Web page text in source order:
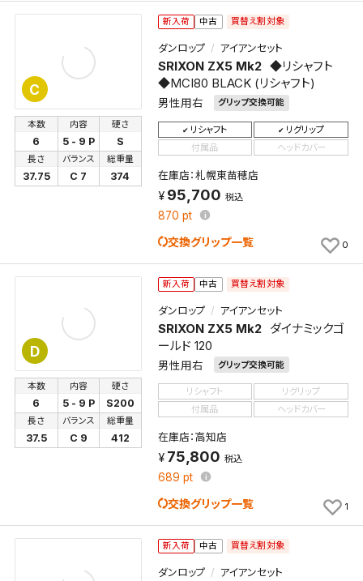
C
新入荷 中古 買替え割対象
ダンロップ アイアンセット
SRIXON ZX5 Mk2 ◆リシャフト
◆MCI80 BLACK (リシャフト)
男性用右 グリップ交換可能
本数
6
内容
5 - 9 P
硬さ
S
長さ
37.75
バランス
C 7
総重量
374
リシャフト
リグリップ
付属品
ヘッドカバー
在庫店：札幌東苗穂店
95,700 税込
870 pt
交換グリップ一覧 0
D
新入荷 中古 買替え割対象
ダンロップ アイアンセット
SRIXON ZX5 Mk2
ダイナミックゴ
ールド 120
男性用右 グリップ交換可能
本数
6
内容
5 - 9 P
硬さ
S200
長さ
37.5
バランス
C 9
総重量
412
リシャフト
リグリップ
付属品
ヘッドカバー
在庫店：高知店
75,800 税込
689 pt
交換グリップ一覧 1
新入荷 中古 買替え割対象
ダンロップ アイアンセット
検索条件を保存